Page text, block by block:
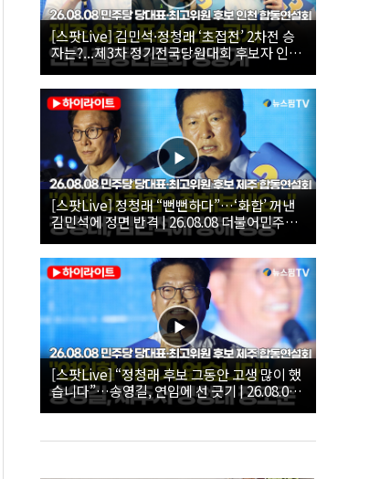
[스팟Live] 김민석·정청래 ‘초접전’ 2차전 승
자는?...제3차 정기전국당원대회 후보자 인천
합동연설회 생중계 | 26.08.08
[스팟Live] 정청래 “뻔뻔하다”…‘화합’ 꺼낸
김민석에 정면 반격 | 26.08.08 더불어민주당
당대표·최고위원 후보 제주 합동연설회
[스팟Live] “정청래 후보 그동안 고생 많이 했
습니다”…송영길, 연임에 선 긋기 | 26.08.08
더불어민주당 당대표·최고위원 후보 제주 합